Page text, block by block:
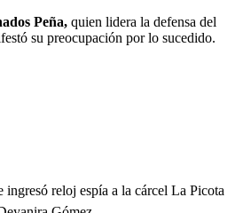
Peña, quien lidera la defensa del
su preocupación por lo sucedido.
ingresó reloj espía a la cárcel La Picota